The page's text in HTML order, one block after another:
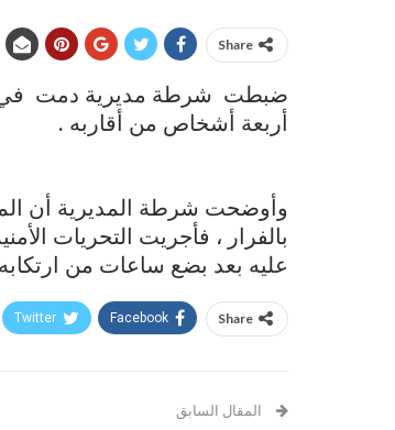
Share
ضبطت شرطة مديرية دمت في
أربعة أشخاص من أقاربه .
بالفرار ، فأجريت التحريات
عليه بعد بضع ساعات من
Share
Facebook
Twitter
المقال السابق